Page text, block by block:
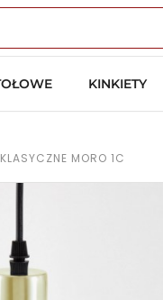
KINKIETY
MORO 1C